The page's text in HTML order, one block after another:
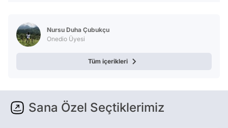
Nursu Duha Çubukçu
Onedio Üyesi
Tüm içerikleri
Sana Özel Seçtiklerimiz